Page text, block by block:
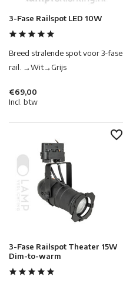
3-Fase Railspot LED 10W
Breed stralende spot voor 3-fase
rail. →Wit→Grijs
€69,00
Incl. btw
3-Fase Railspot Theater 15W
Dim-to-warm